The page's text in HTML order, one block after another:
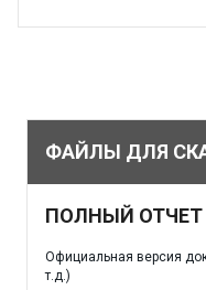
ФАЙЛЫ ДЛЯ
ПОЛНЫЙ ОТЧЕТ
Официальная версия
т.д.)